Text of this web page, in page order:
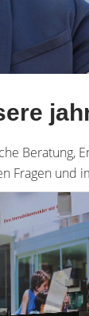
Beratung,
Fragen